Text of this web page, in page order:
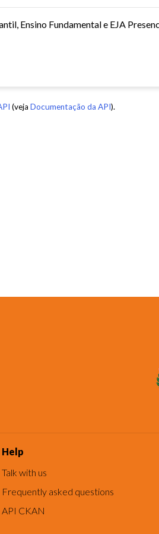
Ensino Fundamental e EJA
(veja Documentação da API).
Help
Talk with us
Frequently asked questions
API CKAN